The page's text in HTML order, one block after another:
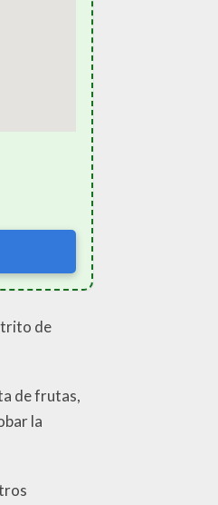
de
de frutas,
la